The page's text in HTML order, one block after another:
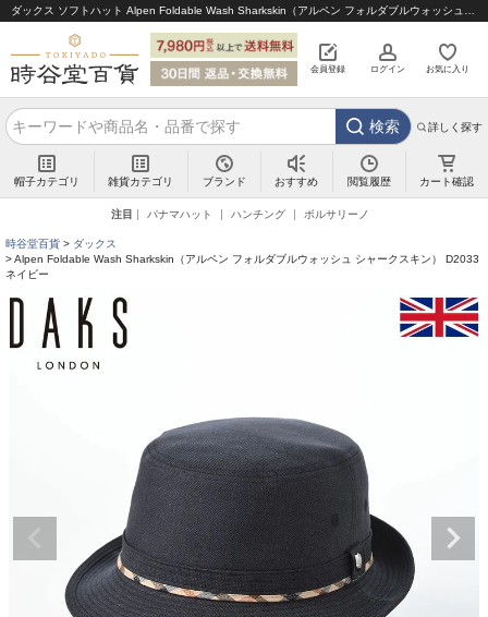
会員登録 ログイン お気に入り
検索 詳しく探す
帽子カテゴリ 雑貨カテゴリ ブランド おすすめ 閲覧履歴 カート確認
注目 パナマハット ハンチング ボルサリーノ
時谷堂百貨
ダックス
Alpen Foldable Wash Sharkskin（アルペン フォルダブルウォッシュ シャークスキン） D2033
ネイビー